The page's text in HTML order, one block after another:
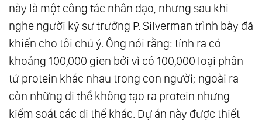
này là một công tác nhân đạo, nhưng sau khi
nghe người kỹ sư trưởng P. Silverman trình bày đã
khiến cho tôi chú ý. Ông nói rằng: tính ra có
khoảng 100,000 gien bởi vì có 100,000 loại phân
tử protein khác nhau trong con người; ngoài ra
còn những di thể không tạo ra protein nhưng
kiểm soát các di thể khác. Dự án này được thiết